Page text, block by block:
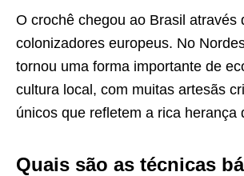
O crochê chegou ao Brasil através
colonizadores europeus. No
tornou uma forma importante de
cultura local, com muitas artesãs
únicos que refletem a rica herança
Quais são as técnicas